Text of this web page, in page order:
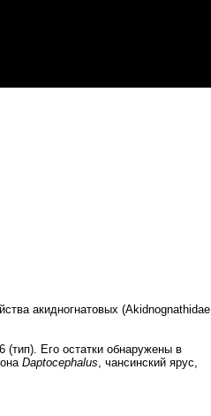
акидногнатовых (Akidnognathidae
(тип). Его остатки обнаружены в
Daptocephalus, чансинский ярус,